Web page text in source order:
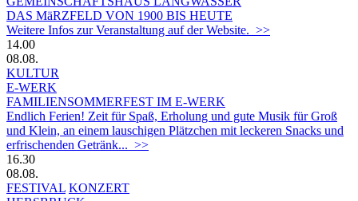
DAS MäRZFELD VON 1900 BIS HEUTE
Weitere Infos zur Veranstaltung auf der Website. >>
14.00
08.08.
KULTUR
E-WERK
FAMILIENSOMMERFEST IM E-WERK
Endlich Ferien! Zeit für Spaß, Erholung und gute Musik für Groß
und Klein, an einem lauschigen Plätzchen mit leckeren Snacks und
erfrischenden Getränk... >>
16.30
08.08.
FESTIVAL KONZERT